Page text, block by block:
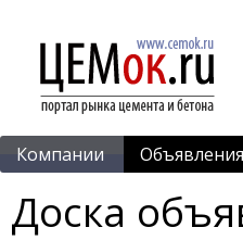
Компании Объявления
Доска